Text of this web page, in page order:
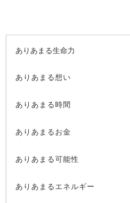
ありあまる生命力
ありあまる想い
ありあまる時間
ありあまるお金
ありあまる可能性
ありあまるエネルギー